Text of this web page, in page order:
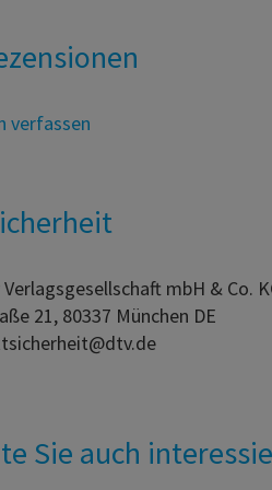
verfassen
mbH & Co.
21, 80337 München DE
Sie auch